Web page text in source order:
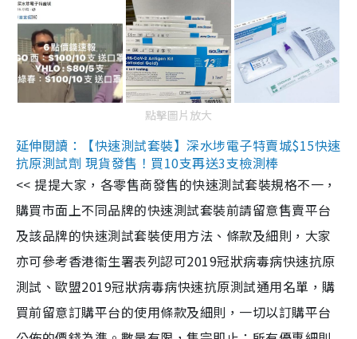
點擊圖片放大
延伸閱讀：【快速測試套裝】深水埗電子特賣城$15快速
抗原測試劑 現貨發售！買10支再送3支檢測棒
<< 提提大家，各零售商發售的快速測試套裝規格不一，
購買市面上不同品牌的快速測試套裝前請留意售賣平台
及該品牌的快速測試套裝使用方法、條款及細則，大家
亦可參考香港衞生署表列認可2019冠狀病毒病快速抗原
測試、歐盟2019冠狀病毒病快速抗原測試通用名單，購
買前留意訂購平台的使用條款及細則，一切以訂購平台